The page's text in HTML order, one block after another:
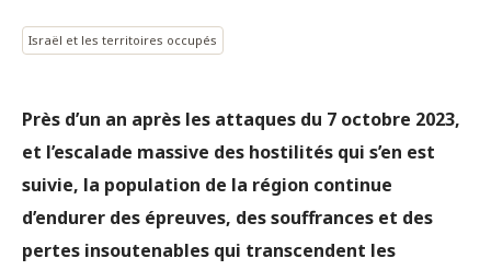
Israël et les territoires occupés
Près d’un an après les attaques du 7 octobre 2023,
et l’escalade massive des hostilités qui s’en est
suivie, la population de la région continue
d’endurer des épreuves, des souffrances et des
pertes insoutenables qui transcendent les